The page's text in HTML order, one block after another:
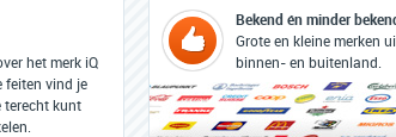
het merk iQ
feiten vind je
terecht kunt
Bekend én minder
Grote en kleine merken
binnen- en buitenland.